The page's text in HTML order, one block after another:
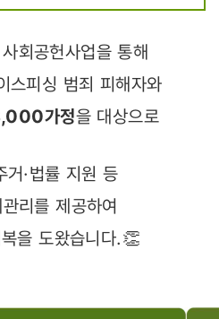
회공헌사업을 통해
스피싱 범죄 피해자와
가정을 대상으로
거·법률 지원 등
리를 제공하여
을 도왔습니다.👏